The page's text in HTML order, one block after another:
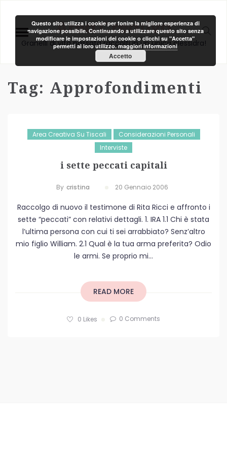
Area Creativa
Granelli di vita passata raccolti in un unica clessidra!
Tag: Approfondimenti
Area Creativa Su Tiscali
Considerazioni Personali
Interviste
i sette peccati capitali
By Cristina 20 Gennaio 2006
Raccolgo di nuovo il testimone di Rita Ricci e affronto i
sette “peccati” con relativi dettagli. 1. IRA 1.1 Chi è stata
l’ultima persona con cui ti sei arrabbiato? Senz’altro
mio figlio William. 2.1 Qual è la tua arma preferita? Odio
le armi. Se proprio mi...
READ MORE
0 Likes 0 Comments
Questo sito utilizza i cookie per fonire la migliore esperienza di
navigazione possibile. Continuando a utilizzare questo sito senza
modificare le impostazioni dei cookie o clicchi su "Accetta"
permetti al loro utilizzo.maggiori informazioni
Accetto